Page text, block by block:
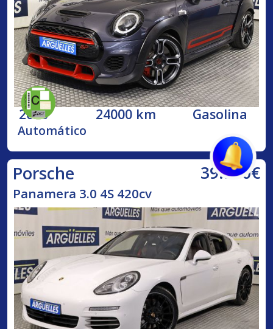
2020 24000 km Gasolina
Automático
Porsche 39.990€
Panamera 3.0 4S 420cv